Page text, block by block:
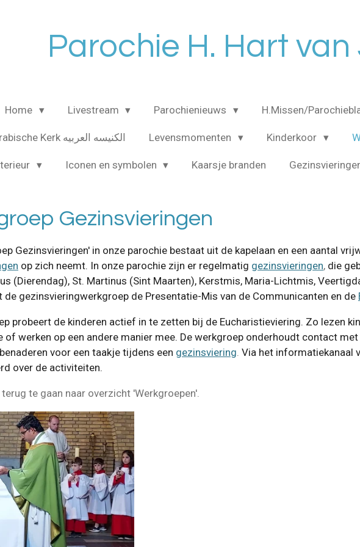
Parochie H. Hart van
Home Livestream Parochienieuws H.Missen/
Arabische Kerk الكنيسه العربيه Levensmomenten Kinderkoor
Iconen en symbolen Kaarsje branden
Gezinsvieringen
Gezinsvieringen' in onze parochie bestaat uit de kapelaan en een aantal
op zich neemt. In onze parochie zijn er regelmatig gezinsvieringen, die
(Dierendag), St. Martinus (Sint Maarten), Kerstmis, Maria-Lichtmis,
de gezinsvieringwerkgroep de Presentatie-Mis van de Communicanten en de
probeert de kinderen actief in te zetten bij de Eucharistieviering. Zo lezen
of werken op een andere manier mee. De werkgroep onderhoudt contact
voor een taakje tijdens een gezinsviering. Via het informatiekanaal
over de activiteiten.
te gaan naar overzicht 'Werkgroepen'.